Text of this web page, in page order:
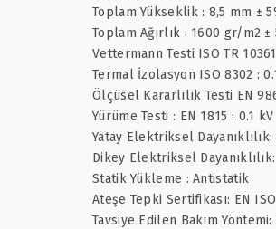
Toplam Yükseklik : 8,5 mm ±
Toplam Ağırlık : 1600 gr/m2 ±
Vettermann Testi ISO TR
Termal İzolasyon ISO 8302 :
Ölçüsel Kararlılık Testi EN
Yürüme Testi : EN 1815 : 0.1 kV
Yatay Elektriksel
Dikey Elektriksel
Statik Yükleme : Antistatik
Ateşe Tepki Sertifikası: EN
Tavsiye Edilen Bakım Yöntemi: